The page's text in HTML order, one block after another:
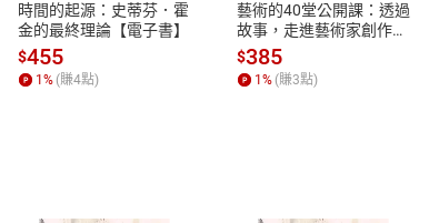
時間的起源：史蒂芬．霍
金的最終理論【電子書】
$455
1% (賺4點)
藝術的40堂公開課：透過
故事，走進藝術家創作現
場，看藝術如何誕生、如
何形塑人類生活【電子
書】
$385
1% (賺3點)